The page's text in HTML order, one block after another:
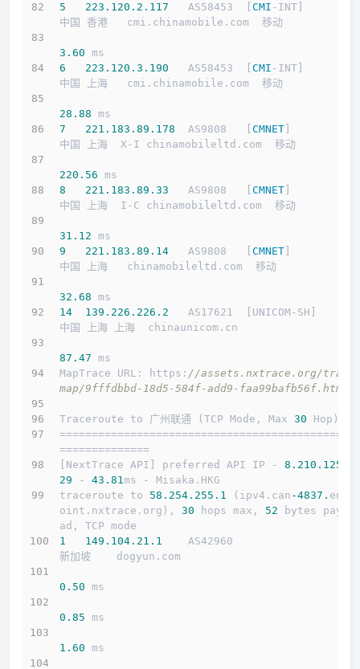
5
223.120 .2 .117
   AS58453  [
CMI -INT]
中国 香港   cmi.chinamobile.com  移动
3.60 ms
6
223.120 .3 .190
   AS58453  [
CMI -INT]
中国 上海   cmi.chinamobile.com  移动
28.88 ms
7
221.183 .89 .178
  AS9808   [
CMNET
中国 上海  X-I chinamobileltd.com  移动
220.56 ms
8
221.183 .89 .33
   AS9808   [
CMNET
中国 上海  I-C chinamobileltd.com  移动
31.12 ms
9
221.183 .89 .14
   AS9808   [
CMNET
中国 上海   chinamobileltd.com  移动
32.68 ms
14
139.226 .226 .2
   AS17621  [UNICOM-SH]
中国 上海 上海  chinaunicom.cn
87.47 ms
MapTrace URL: https: //assets.nxtrace.org/trace
map/9fffdbbd-18d5-584f-add9-faa99bafb56f.html
Traceroute to 广州联通 (TCP Mode, Max 30 Hop)
==============================================
==============
[NextTrace API] preferred API IP - 8.210 .125
29 - 43.81ms - Misaka.HKG
traceroute to 58.254 .255 .1 (ipv4.can -4837. endp
oint.nxtrace.org), 30 hops max, 52 bytes paylo
ad, TCP mode
1
149.104 .21 .1
    AS42960
新加坡    dogyun.com
0.50 ms
0.85 ms
1.60 ms